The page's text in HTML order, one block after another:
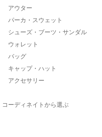
アウター
パーカ・スウェット
シューズ・ブーツ・サンダル
ウォレット
バッグ
キャップ・ハット
アクセサリー
コーディネイトから選ぶ